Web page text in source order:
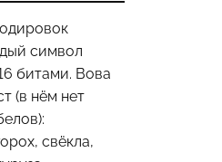
символ
битами. Вова
(в нём нет
свёкла,